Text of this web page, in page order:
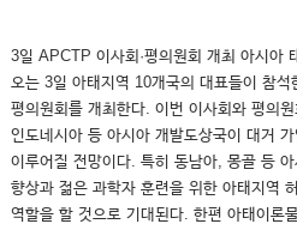
3일 APCTP 이사회·평의원회 개최 아시아
오는 3일 아태지역 10개국의 대표들이 참
평의원회를 개최한다. 이번 이사회와 평의
인도네시아 등 아시아 개발도상국이 대거
이루어질 전망이다. 특히 동남아, 몽골 등
향상과 젊은 과학자 훈련을 위한 아태지역
역할을 할 것으로 기대된다. 한편 아태이론